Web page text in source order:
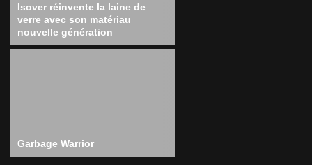
Isover réinvente la laine de
verre avec son matériau
nouvelle génération
Garbage Warrior